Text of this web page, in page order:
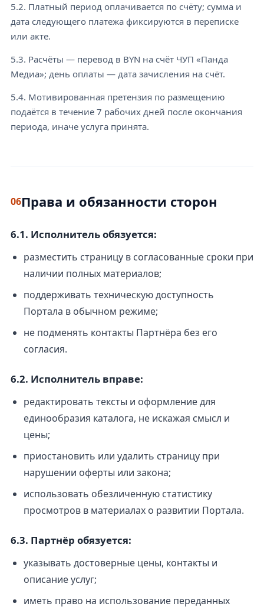
5.2. Платный период оплачивается по счёту; сумма и
дата следующего платежа фиксируются в переписке
или акте.
5.3. Расчёты — перевод в BYN на счёт ЧУП «Панда
Медиа»; день оплаты — дата зачисления на счёт.
5.4. Мотивированная претензия по размещению
подаётся в течение 7 рабочих дней после окончания
периода, иначе услуга принята.
06Права и обязанности сторон
6.1. Исполнитель обязуется:
разместить страницу в согласованные сроки при
наличии полных материалов;
поддерживать техническую доступность
Портала в обычном режиме;
не подменять контакты Партнёра без его
согласия.
6.2. Исполнитель вправе:
редактировать тексты и оформление для
единообразия каталога, не искажая смысл и
цены;
приостановить или удалить страницу при
нарушении оферты или закона;
использовать обезличенную статистику
просмотров в материалах о развитии Портала.
6.3. Партнёр обязуется:
указывать достоверные цены, контакты и
описание услуг;
иметь право на использование переданных